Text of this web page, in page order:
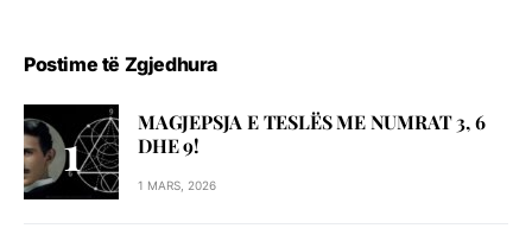
Postime të Zgjedhura
MAGJEPSJA E TESLËS ME NUMRAT 3, 6
DHE 9!
1 MARS, 2026